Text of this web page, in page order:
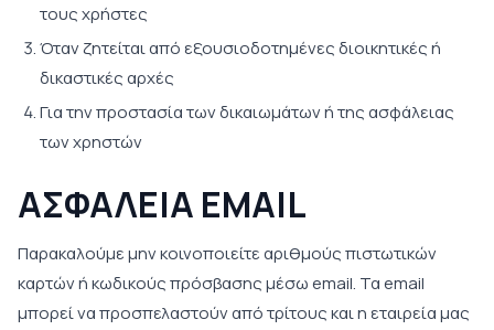
τους χρήστες
Όταν ζητείται από εξουσιοδοτημένες διοικητικές ή
δικαστικές αρχές
Για την προστασία των δικαιωμάτων ή της ασφάλειας
των χρηστών
ΑΣΦΑΛΕΙΑ EMAIL
Παρακαλούμε μην κοινοποιείτε αριθμούς πιστωτικών
καρτών ή κωδικούς πρόσβασης μέσω email. Τα email
μπορεί να προσπελαστούν από τρίτους και η εταιρεία μας